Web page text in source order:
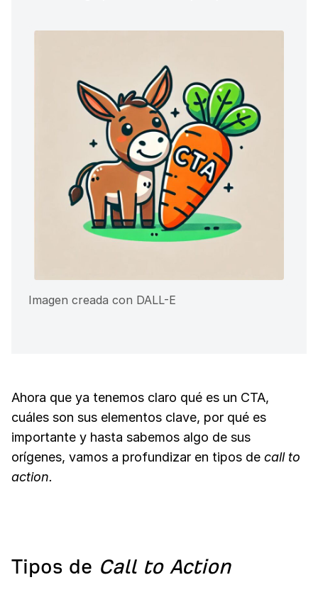
Imagen creada con DALL-E
Ahora que ya tenemos claro qué es un CTA,
cuáles son sus elementos clave, por qué es
importante y hasta sabemos algo de sus
orígenes, vamos a profundizar en tipos de call to
action.
Tipos de Call to Action